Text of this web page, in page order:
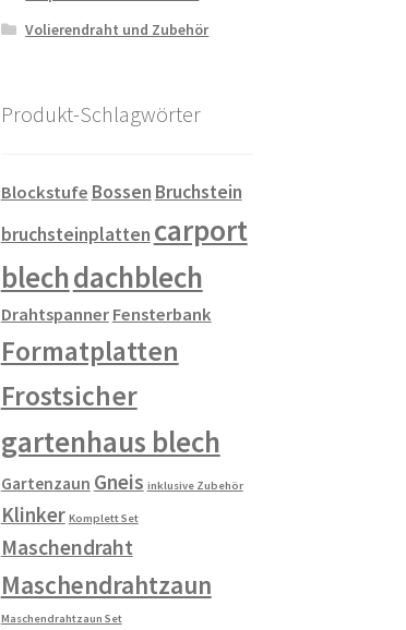
Volierendraht und Zubehör
Produkt-Schlagwörter
Blockstufe Bossen Bruchstein
bruchsteinplatten carport
blechdachblech
Drahtspanner Fensterbank
Formatplatten
Frostsicher
gartenhaus blech
Gartenzaun Gneis inklusive Zubehör
Klinker Komplett Set
Maschendraht
Maschendrahtzaun
Maschendrahtzaun Set